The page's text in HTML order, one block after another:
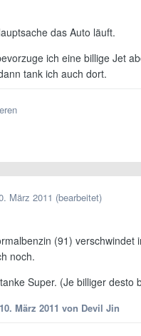
das Auto läuft.
ich eine billige Jet
tank ich auch dort.
März 2011 (bearbeitet)
(91) verschwindet
noch.
Super. (Je billiger desto
10. März 2011 von Devil Jin